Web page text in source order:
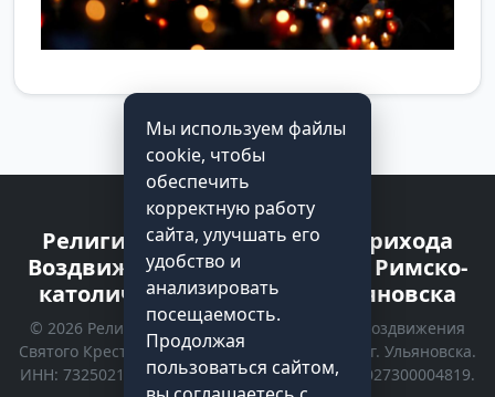
Религиозная организация прихода
Воздвижения Святого Креста Римско-
католической Церкви г. Ульяновска
© 2026 Религиозная организация прихода Воздвижения
Святого Креста Римско-католической Церкви г. Ульяновска.
ИНН: 7325021535 | КПП: 732501001 | ОГРН: 1027300004819.
Мы используем файлы
cookie, чтобы
обеспечить
корректную работу
сайта, улучшать его
удобство и
анализировать
посещаемость.
Продолжая
пользоваться сайтом,